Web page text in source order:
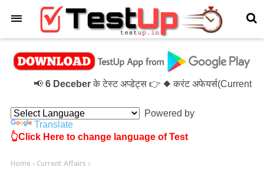
6 Deceberके टेस्ट अप्डेट्स 👉 ◆ करंट अफेयर्स(Current
Powered by
Translate
👆Click Here to change language of Test
Home › Current Affairs ›